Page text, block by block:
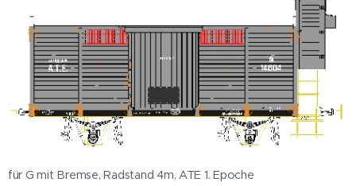
für G mit Bremse, Radstand 4m, ATE 1. Epoche